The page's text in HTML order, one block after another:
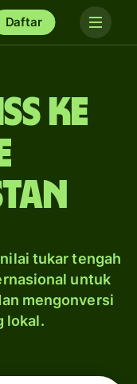
Daftar
ke
tukar tengah
untuk
mengonversi
lokal.